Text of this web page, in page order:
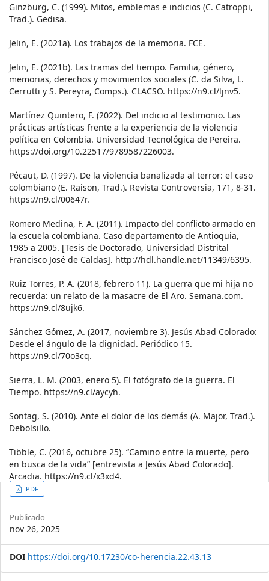
Ginzburg, C. (1999). Mitos, emblemas e indicios (C. Catroppi,
Trad.). Gedisa.
Jelin, E. (2021a). Los trabajos de la memoria. FCE.
Jelin, E. (2021b). Las tramas del tiempo. Familia, género,
memorias, derechos y movimientos sociales (C. da Silva, L.
Cerrutti y S. Pereyra, Comps.). CLACSO. https://n9.cl/ljnv5.
Martínez Quintero, F. (2022). Del indicio al testimonio. Las
prácticas artísticas frente a la experiencia de la violencia
política en Colombia. Universidad Tecnológica de Pereira.
https://doi.org/10.22517/9789587226003.
Pécaut, D. (1997). De la violencia banalizada al terror: el caso
colombiano (E. Raison, Trad.). Revista Controversia, 171, 8-31.
https://n9.cl/00647r.
Romero Medina, F. A. (2011). Impacto del conflicto armado en
la escuela colombiana. Caso departamento de Antioquia,
1985 a 2005. [Tesis de Doctorado, Universidad Distrital
Francisco José de Caldas]. http://hdl.handle.net/11349/6395.
Ruiz Torres, P. A. (2018, febrero 11). La guerra que mi hija no
recuerda: un relato de la masacre de El Aro. Semana.com.
https://n9.cl/8ujk6.
Sánchez Gómez, A. (2017, noviembre 3). Jesús Abad Colorado:
Desde el ángulo de la dignidad. Periódico 15.
https://n9.cl/70o3cq.
Sierra, L. M. (2003, enero 5). El fotógrafo de la guerra. El
Tiempo. https://n9.cl/aycyh.
Sontag, S. (2010). Ante el dolor de los demás (A. Major, Trad.).
Debolsillo.
Tibble, C. (2016, octubre 25). “Camino entre la muerte, pero
en busca de la vida” [entrevista a Jesús Abad Colorado].
Arcadia. https://n9.cl/x3xd4.
Article
Sidebar
PDF
Publicado
nov 26, 2025
DOI https://doi.org/10.17230/co-herencia.22.43.13